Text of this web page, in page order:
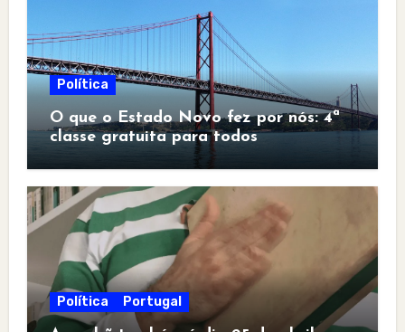
Política
O que o Estado Novo fez por nós: 4ª
classe gratuita para todos
Política Portugal